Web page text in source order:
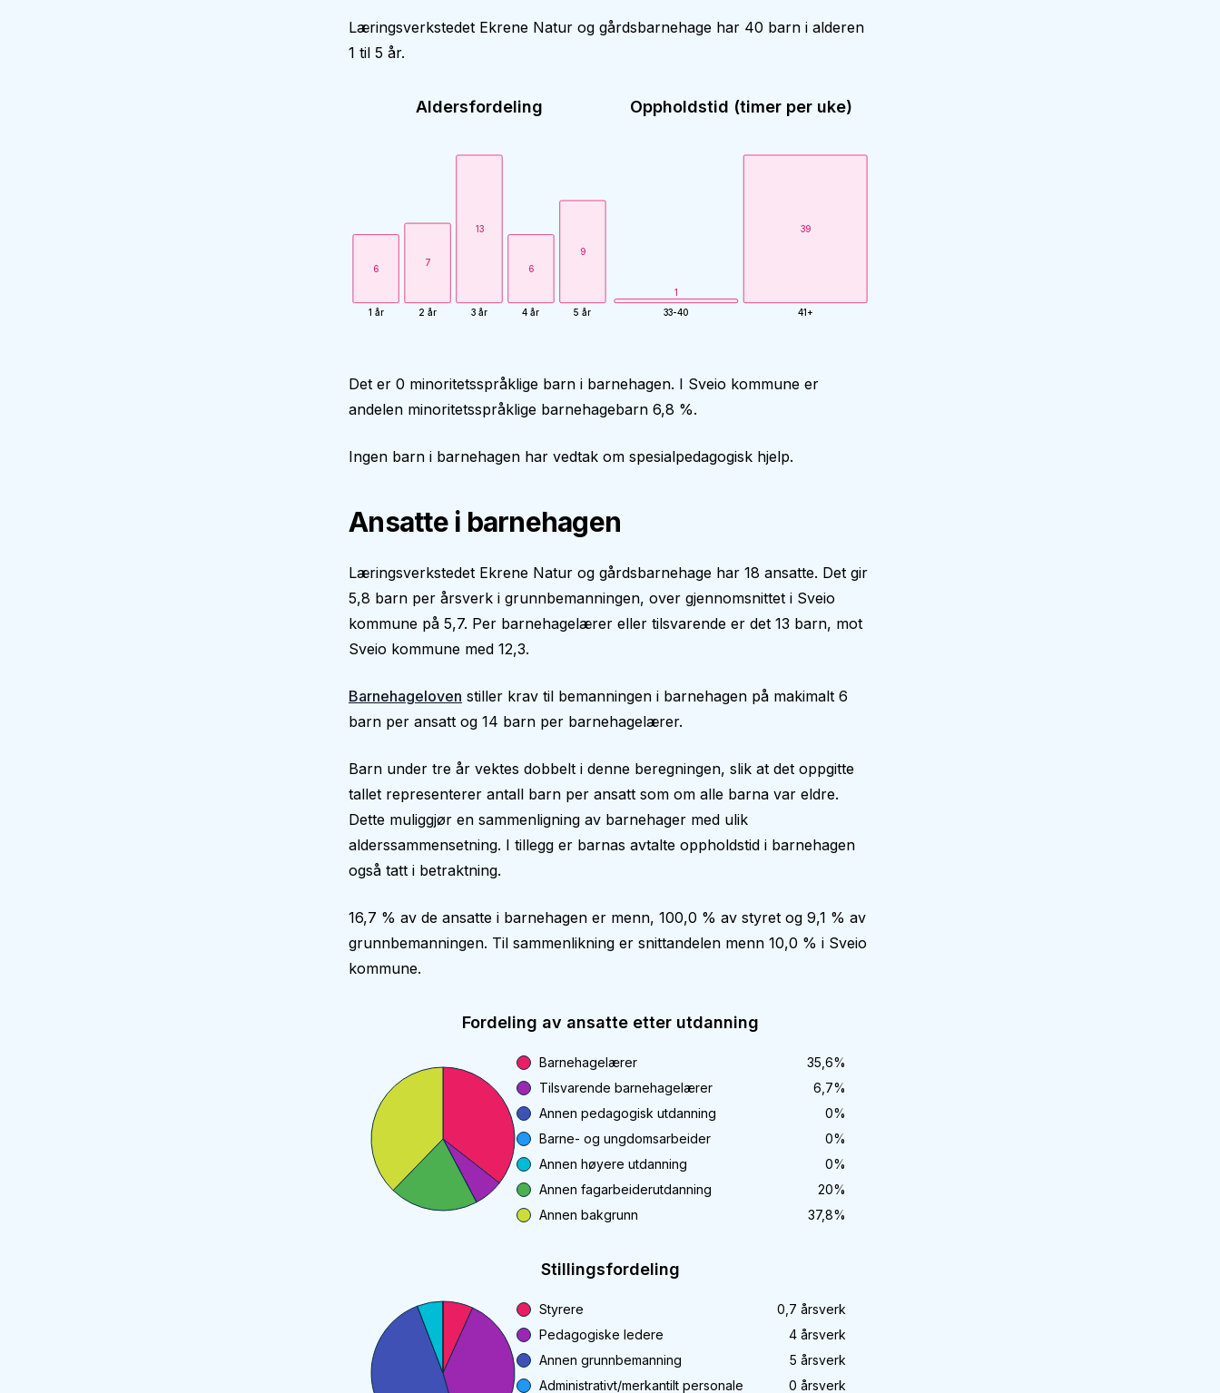
Læringsverkstedet Ekrene Natur og gårdsbarnehage har 40 barn i alderen
1 til 5 år.
Aldersfordeling
6
1 år
7
2 år
13
3 år
6
4 år
9
5 år
Oppholdstid (timer per uke)
1
33-40
39
41+
Det er 0 minoritetsspråklige barn i barnehagen. I Sveio kommune er
andelen minoritetsspråklige barnehagebarn 6,8 %.
Ingen barn i barnehagen har vedtak om spesialpedagogisk hjelp.
Ansatte i barnehagen
Læringsverkstedet Ekrene Natur og gårdsbarnehage har 18 ansatte. Det gir
5,8 barn per årsverk i grunnbemanningen, over gjennomsnittet i Sveio
kommune på 5,7. Per barnehagelærer eller tilsvarende er det 13 barn, mot
Sveio kommune med 12,3.
Barnehageloven stiller krav til bemanningen i barnehagen på makimalt 6
barn per ansatt og 14 barn per barnehagelærer.
Barn under tre år vektes dobbelt i denne beregningen, slik at det oppgitte
tallet representerer antall barn per ansatt som om alle barna var eldre.
Dette muliggjør en sammenligning av barnehager med ulik
alderssammensetning. I tillegg er barnas avtalte oppholdstid i barnehagen
også tatt i betraktning.
16,7 % av de ansatte i barnehagen er menn, 100,0 % av styret og 9,1 % av
grunnbemanningen. Til sammenlikning er snittandelen menn 10,0 % i Sveio
kommune.
Fordeling av ansatte etter utdanning
Barnehagelærer 35,6%
Tilsvarende barnehagelærer
6,7%
Annen pedagogisk utdanning
0%
Barne- og ungdomsarbeider
0%
Annen høyere utdanning
0%
Annen fagarbeiderutdanning
20%
Annen bakgrunn
37,8%
Stillingsfordeling
Styrere 0,7 årsverk
Pedagogiske ledere
4 årsverk
Annen grunnbemanning
5 årsverk
Administrativt/merkantilt personale
0 årsverk